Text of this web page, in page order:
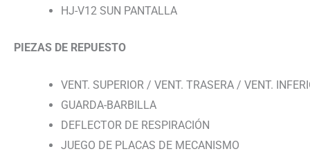
HJ-V12 SUN PANTALLA
PIEZAS DE REPUESTO
VENT. SUPERIOR / VENT. TRASERA / VENT.
GUARDA-BARBILLA
DEFLECTOR DE RESPIRACIÓN
JUEGO DE PLACAS DE MECANISMO